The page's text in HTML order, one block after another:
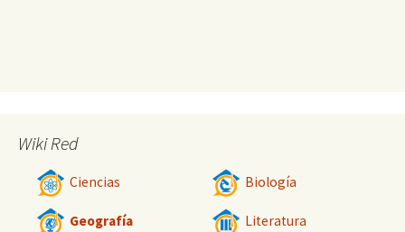
Wiki Red
Ciencias Biología
Geografía Literatura